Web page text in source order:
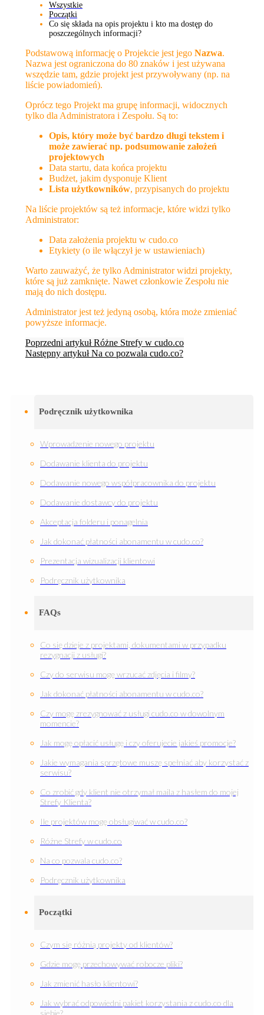
Podręcznik użytkownika
Wprowadzenie nowego projektu
Dodawanie klienta do projektu
Dodawanie nowego współpracownika do projektu
Dodawanie dostawcy do projektu
Akceptacja folderu i ponagelnia
Jak dokonać płatności abonamentu w cudo.co?
Prezentacja wizualizacji klientowi
Podręcznik użytkownika
FAQs
Co się dzieje z projektami, dokumentami w przypadku
rezygnacji z usługi?
Czy do serwisu mogę wrzucać zdjęcia i filmy?
Jak dokonać płatności abonamentu w cudo.co?
Czy mogę zrezygnować z usługi cudo.co w dowolnym
momencie?
Jak mogę opłacić usługę i czy oferujecie jakieś promocje?
Jakie wymagania sprzętowe muszę spełniać aby korzystać z
serwisu?
Co zrobić gdy klient nie otrzymał maila z hasłem do mojej
Strefy Klienta?
Ile projektów mogę obsługiwać w cudo.co?
Różne Strefy w cudo.co
Na co pozwala cudo.co?
Podręcznik użytkownika
Początki
Czym się różnią projekty od klientów?
Gdzie mogę przechowywać robocze pliki?
Jak zmienić hasło klientowi?
Jak wybrać odpowiedni pakiet korzystania z cudo.co dla
siebie?
Wszystkie
Początki
Co się składa na opis projektu i kto ma dostęp do
poszczególnych informacji?
Podstawową informację o Projekcie jest jego Nazwa.
Nazwa jest ograniczona do 80 znaków i jest używana
wszędzie tam, gdzie projekt jest przywoływany (np. na
liście powiadomień).
Oprócz tego Projekt ma grupę informacji, widocznych
tylko dla Administratora i Zespołu. Są to:
Opis, który może być bardzo długi tekstem i
może zawierać np. podsumowanie założeń
projektowych
Data startu, data końca projektu
Budżet, jakim dysponuje Klient
Lista użytkowników, przypisanych do projektu
Na liście projektów są też informacje, które widzi tylko
Administrator:
Data założenia projektu w cudo.co
Etykiety (o ile włączył je w ustawieniach)
Warto zauważyć, że tylko Administrator widzi projekty,
które są już zamknięte. Nawet członkowie Zespołu nie
mają do nich dostępu.
Administrator jest też jedyną osobą, która może zmieniać
powyższe informacje.
Poprzedni artykułRóżne Strefy w cudo.co
Następny artykułNa co pozwala cudo.co?